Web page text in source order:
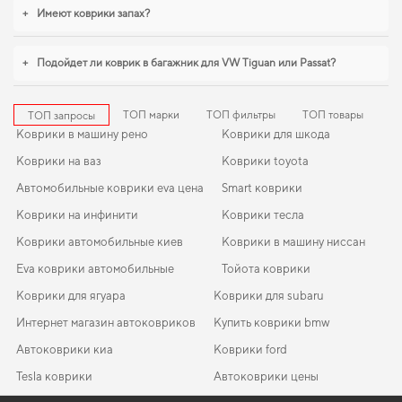
+ Имеют коврики запах?
+ Подойдет ли коврик в багажник для VW Tiguan или Passat?
ТОП запросы ТОП марки ТОП фильтры ТОП товары
Коврики в машину рено
Коврики на ваз
Автомобильные коврики eva цена
Коврики на инфинити
Коврики автомобильные киев
Eva коврики автомобильные
Коврики для шкода
Коврики toyota
Smart коврики
Коврики тесла
Коврики в машину ниссан
Тойота коврики
Коврики для ягуара
Интернет магазин автоковриков
Автоковрики киа
Tesla коврики
Коврики для subaru
Купить коврики bmw
Коврики ford
Автоковрики цены